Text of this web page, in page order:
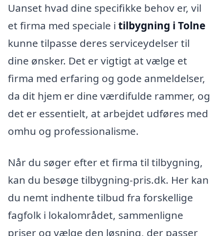
Uanset hvad dine specifikke behov er, vil
et firma med speciale i tilbygning i Tolne
kunne tilpasse deres serviceydelser til
dine ønsker. Det er vigtigt at vælge et
firma med erfaring og gode anmeldelser,
da dit hjem er dine værdifulde rammer, og
det er essentielt, at arbejdet udføres med
omhu og professionalisme.
Når du søger efter et firma til tilbygning,
kan du besøge tilbygning-pris.dk. Her kan
du nemt indhente tilbud fra forskellige
fagfolk i lokalområdet, sammenligne
priser og vælge den løsning, der passer